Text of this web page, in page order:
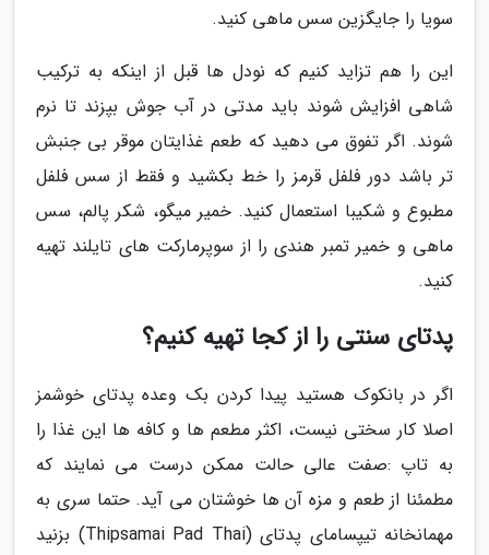
سویا را جایگزین سس ماهی کنید.
این را هم تزاید کنیم که نودل ها قبل از اینکه به ترکیب
شاهی افزایش شوند باید مدتی در آب جوش بپزند تا نرم
شوند. اگر تفوق می دهید که طعم غذایتان موقر بی جنبش
تر باشد دور فلفل قرمز را خط بکشید و فقط از سس فلفل
مطبوع و شکیبا استعمال کنید. خمیر میگو، شکر پالم، سس
ماهی و خمیر تمبر هندی را از سوپرمارکت های تایلند تهیه
کنید.
پدتای سنتی را از کجا تهیه کنیم؟
اگر در بانکوک هستید پیدا کردن بک وعده پدتای خوشمز
اصلا کار سختی نیست، اکثر مطعم ها و کافه ها این غذا را
به تاپ :صفت عالی حالت ممکن درست می نمایند که
مطمئنا از طعم و مزه آن ها خوشتان می آید. حتما سری به
مهمانخانه تیپسامای پدتای (Thipsamai Pad Thai) بزنید